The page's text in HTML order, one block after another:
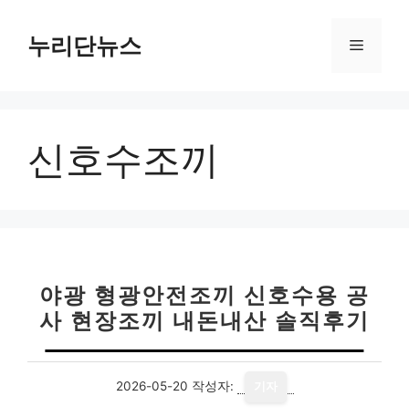
누리단뉴스 메
신호수조끼
야광 형광안전조끼 신호수용 공
사 현장조끼 내돈내산 솔직후기
2026-05-20 작성자: